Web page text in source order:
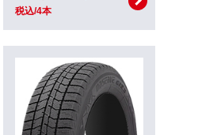
税込/4本